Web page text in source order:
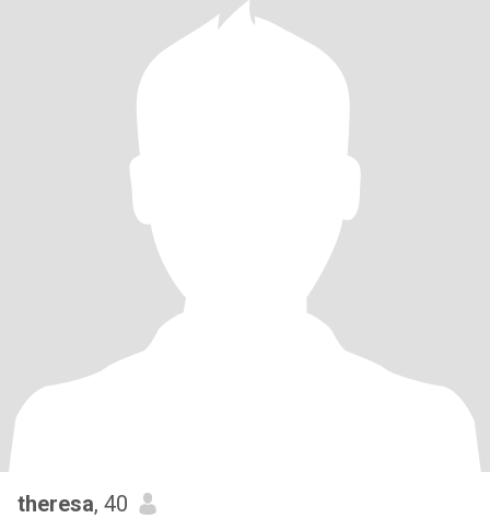
theresa, 40